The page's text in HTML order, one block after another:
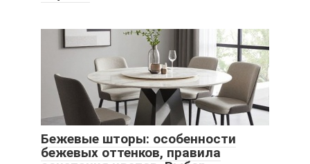
Бежевые шторы: особенности
бежевых оттенков, правила